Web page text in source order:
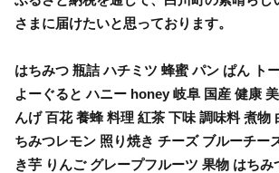
さまに届けたいと思っております。
はちみつ 瓶詰 ハチミツ 蜂蜜 パン ぱん ト
よーぐると ハニー honey 岐阜 国産 健康
んげ 百花 養蜂 料理 紅茶 下味 調味料 煮物
ちみつレモン 照り焼き チーズ ブルーチー
き芋 りんご グレープフルーツ 果物 はち